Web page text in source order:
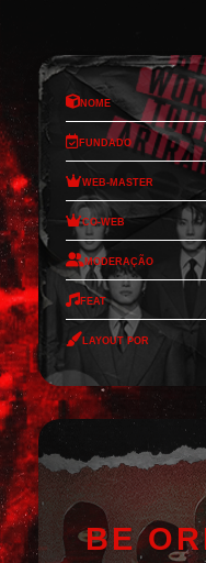
Nome
Fundado
Web-Master
Co-Web
Moderação
Feat
Layout por
BE